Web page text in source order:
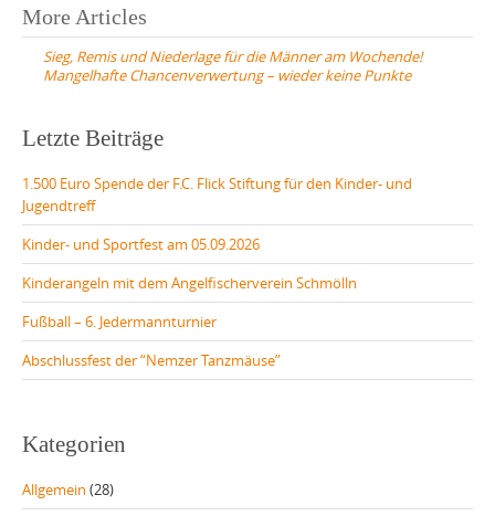
Post
navigation
More Articles
Sieg, Remis und Niederlage für die Männer am Wochende!
Mangelhafte Chancenverwertung – wieder keine Punkte
Letzte Beiträge
1.500 Euro Spende der F.C. Flick Stiftung für den Kinder- und
Jugendtreff
Kinder- und Sportfest am 05.09.2026
Kinderangeln mit dem Angelfischerverein Schmölln
Fußball – 6. Jedermannturnier
Abschlussfest der “Nemzer Tanzmäuse”
Kategorien
Allgemein (28)